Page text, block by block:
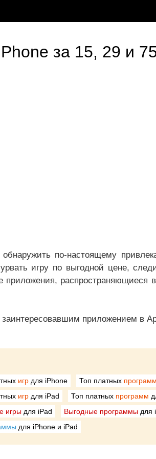
за 15, 29 и
по-настоящему
игру по выгодной цене,
распространяющиеся
заинтересовавшим приложением в
игрдля iPhone Топ платных программ
игрдля iPad Топ платных программ
игрыдля iPad Выгодные программыдля
для iPhone и iPad